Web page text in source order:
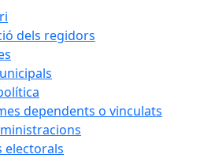
dels regidors
dependents o vinculats
electorals